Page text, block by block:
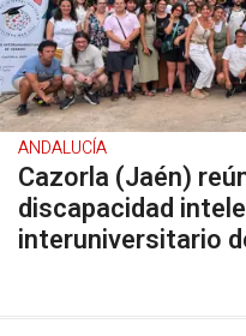
ANDALUCÍA
Cazorla (Jaén)
discapacidad
interuniversitario